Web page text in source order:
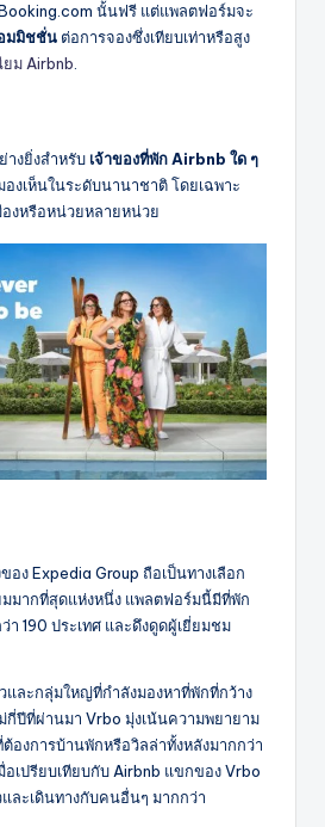
นั้นฟรี แต่แพลตฟอร์มจะ
มมิชชั่น ต่อการจองซึ่งเทียบเท่าหรือสูง
ยม Airbnb.
างยิ่งสำหรับ เจ้าของที่พัก Airbnb ใด ๆ
องเห็นในระดับนานาชาติ โดยเฉพาะ
องหรือหน่วยหลายหน่วย
อง Expedia Group ถือเป็นทางเลือก
มากที่สุดแห่งหนึ่ง แพลตฟอร์มนี้มีที่พัก
า 190 ประเทศ และดึงดูดผู้เยี่ยมชม
และกลุ่มใหญ่ที่กำลังมองหาที่พักที่กว้าง
กี่ปีที่ผ่านมา Vrbo มุ่งเน้นความพยายาม
องการบ้านพักหรือวิลล่าทั้งหลังมากกว่า
เปรียบเทียบกับ Airbnb แขกของ Vrbo
ละเดินทางกับคนอื่นๆ มากกว่า